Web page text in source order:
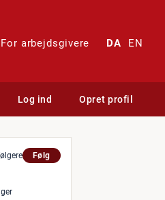
For arbejdsgivere DA EN
Log ind Opret profil
Følg